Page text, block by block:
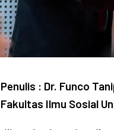
Penulis : Dr. Funco
Fakultas Ilmu Sosial